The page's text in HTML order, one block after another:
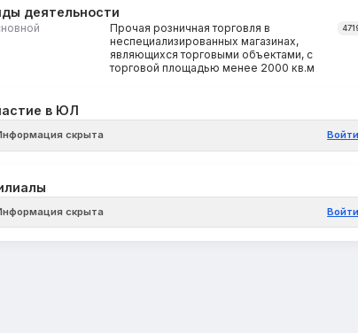
деятельности
Прочая розничная торговля в
неспециализированных магазинах,
являющихся торговыми объектами, с
торговой площадью менее 2000 кв.м
в ЮЛ
скрыта Войти
скрыта Войти